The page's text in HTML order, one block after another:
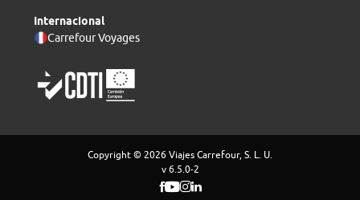
Internacional
Carrefour Voyages
Copyright © 2026 Viajes Carrefour, S. L. U.
v 6.5.0-2